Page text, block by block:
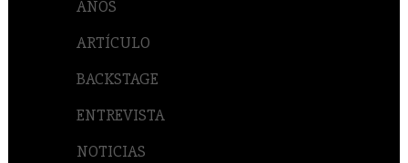
AÑOS
ARTÍCULO
BACKSTAGE
ENTREVISTA
NOTICIAS